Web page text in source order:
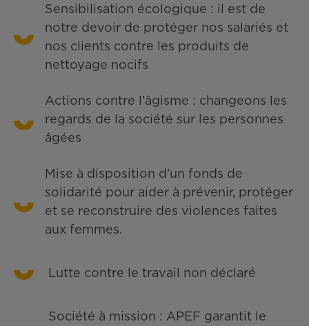
Sensibilisation écologique : il est de
notre devoir de protéger nos salariés et
nos clients contre les produits de
nettoyage nocifs
Actions contre l’âgisme : changeons les
regards de la société sur les personnes
âgées
Mise à disposition d’un fonds de
solidarité pour aider à prévenir, protéger
et se reconstruire des violences faites
aux femmes.
Lutte contre le travail non déclaré
Société à mission : APEF garantit le